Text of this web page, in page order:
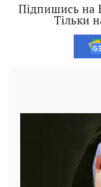
Підпишись на
Тільки